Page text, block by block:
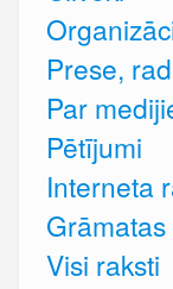
Prese,
Par
Pētījumi
Interneta
Grāmatas
Visi raksti